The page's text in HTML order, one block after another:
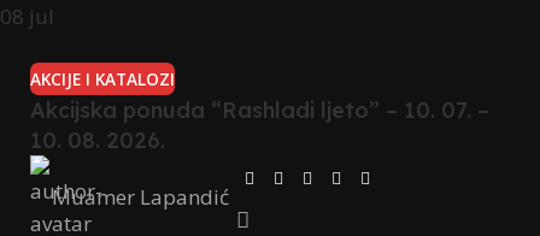
08 jul
AKCIJE I KATALOZI
Akcijska ponuda “Rashladi ljeto” – 10. 07. –
10. 08. 2026.
Muamer Lapandić